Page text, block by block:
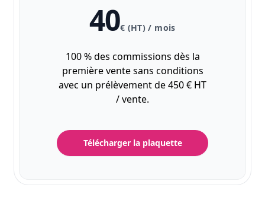
40€ (HT) / mois
100 % des commissions dès la
première vente sans conditions
avec un prélèvement de 450 € HT
/ vente.
Télécharger la plaquette